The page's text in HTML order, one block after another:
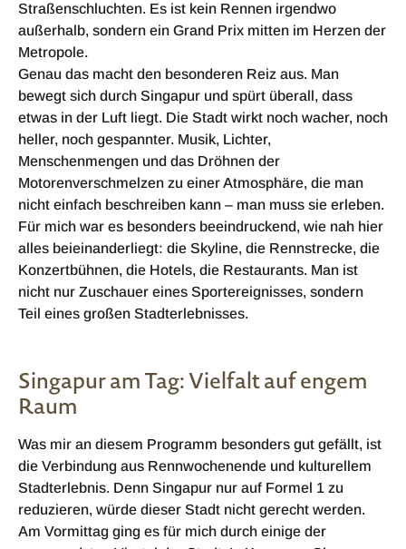
Straßenschluchten. Es ist kein Rennen irgendwo
außerhalb, sondern ein Grand Prix mitten im Herzen der
Metropole.
Genau das macht den besonderen Reiz aus. Man
bewegt sich durch Singapur und spürt überall, dass
etwas in der Luft liegt. Die Stadt wirkt noch wacher, noch
heller, noch gespannter. Musik, Lichter,
Menschenmengen und das Dröhnen der
Motorenverschmelzen zu einer Atmosphäre, die man
nicht einfach beschreiben kann – man muss sie erleben.
Für mich war es besonders beeindruckend, wie nah hier
alles beieinanderliegt: die Skyline, die Rennstrecke, die
Konzertbühnen, die Hotels, die Restaurants. Man ist
nicht nur Zuschauer eines Sportereignisses, sondern
Teil eines großen Stadterlebnisses.
Singapur am Tag: Vielfalt auf engem
Raum
Was mir an diesem Programm besonders gut gefällt, ist
die Verbindung aus Rennwochenende und kulturellem
Stadterlebnis. Denn Singapur nur auf Formel 1 zu
reduzieren, würde dieser Stadt nicht gerecht werden.
Am Vormittag ging es für mich durch einige der